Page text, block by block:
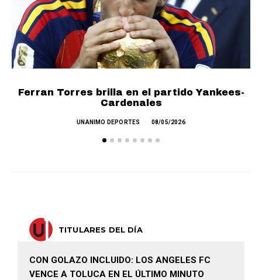
Ferran Torres brilla en el partido Yankees-
Cardenales
UNANIMO DEPORTES 08/05/2026
TITULARES DEL DÍA
CON GOLAZO INCLUIDO: LOS ANGELES FC
VENCE A TOLUCA EN EL ÚLTIMO MINUTO